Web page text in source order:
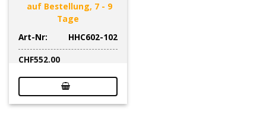
auf Bestellung, 7 - 9
Tage
Art-Nr:
HHC602-102
CHF552.00